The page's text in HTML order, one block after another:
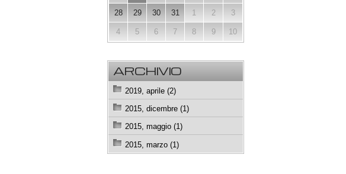
28 29 30 31 1 2 3
4 5 6 7 8 9 10
ARCHIVIO
2019, aprile (2)
2015, dicembre (1)
2015, maggio (1)
2015, marzo (1)